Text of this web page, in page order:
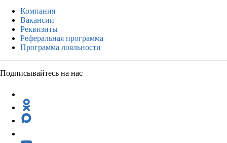
Компания
Вакансии
Реквизиты
Реферальная программа
Программа лояльности
Подписывайтесь на нас